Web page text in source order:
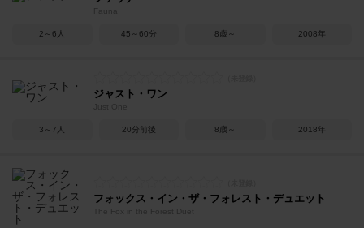
Fauna
2～6人 45～60分 8歳～ 2008年
ジャスト・ワン
3～7人 20分前後 8歳～ 2018年
フォックス・イン・ザ・フォレスト・デュエット
The Fox in the Forest Duet